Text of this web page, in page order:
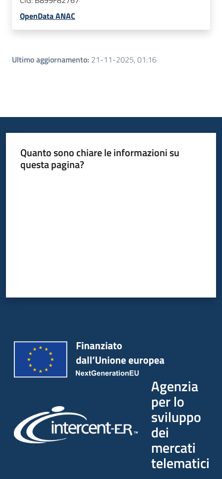
OpenData ANAC
Ultimo aggiornamento: 21-11-2025, 01:16
Quanto sono chiare le informazioni su
questa pagina?
Agenzia
per lo
sviluppo
dei
mercati
telematici